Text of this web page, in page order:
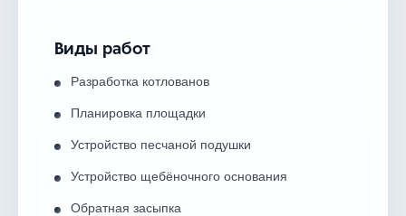
Виды работ
Разработка котлованов
Планировка площадки
Устройство песчаной подушки
Устройство щебёночного основания
Обратная засыпка